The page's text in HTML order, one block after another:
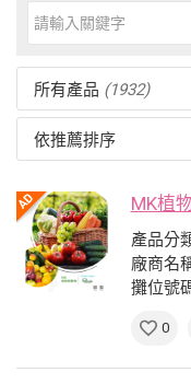
所有產品 (1932)
依推薦排序
MK植
產品分
廠商名
攤位號
0